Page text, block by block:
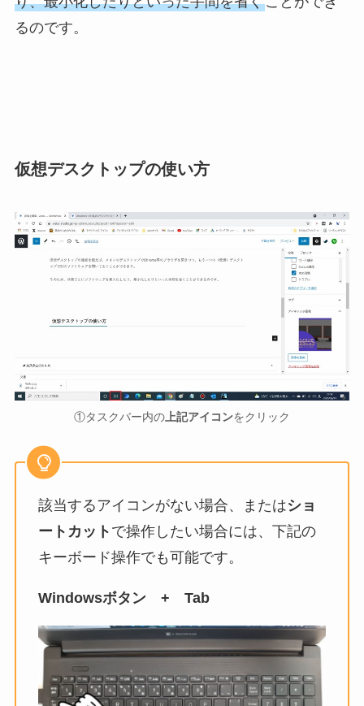
るのです。
仮想デスクトップの使い方
①タスクバー内の上記アイコンをクリック
該当するアイコンがない場合、またはショ
ートカット で操作したい場合には、下記の
キーボード操作でも可能です。
Windowsボタン + Tab